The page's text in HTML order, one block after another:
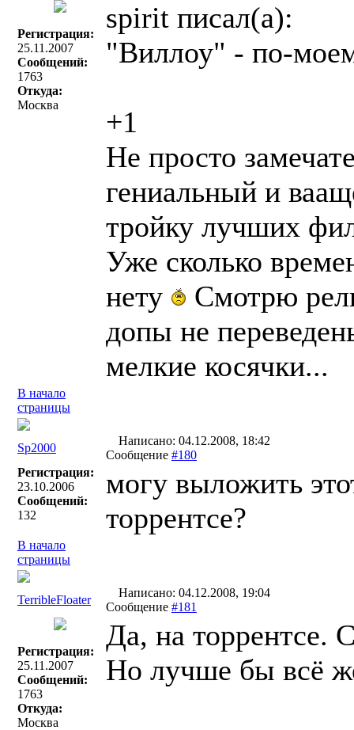
Регистрация:
25.11.2007
Сообщений:
1763
Откуда:
Москва
spirit писал(a):
"Виллоу" - по-
+1
Не просто
гениальный и
тройку лучших
Уже сколько
нету
Смотрю
допы не
мелкие косячки...
В начало
страницы
Sp2000
Написано: 04.12.2008, 18:42
Сообщение #180
Регистрация:
23.10.2006
Сообщений:
132
могу выложить
торрентсе?
В начало
страницы
TerribleFloater
Написано: 04.12.2008, 19:04
Сообщение #181
Регистрация:
25.11.2007
Сообщений:
1763
Откуда:
Москва
Да, на торрентсе.
Но лучше бы всё